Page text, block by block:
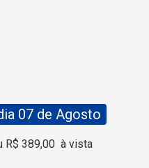
07 de Agosto
R$ 389,00 à vista